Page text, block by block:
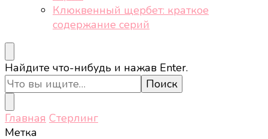
Клюквенный щербет: краткое
содержание серий
Ищите
что-
то?
Найдите что-нибудь и нажав Enter.
Главная Стерлинг
Метка